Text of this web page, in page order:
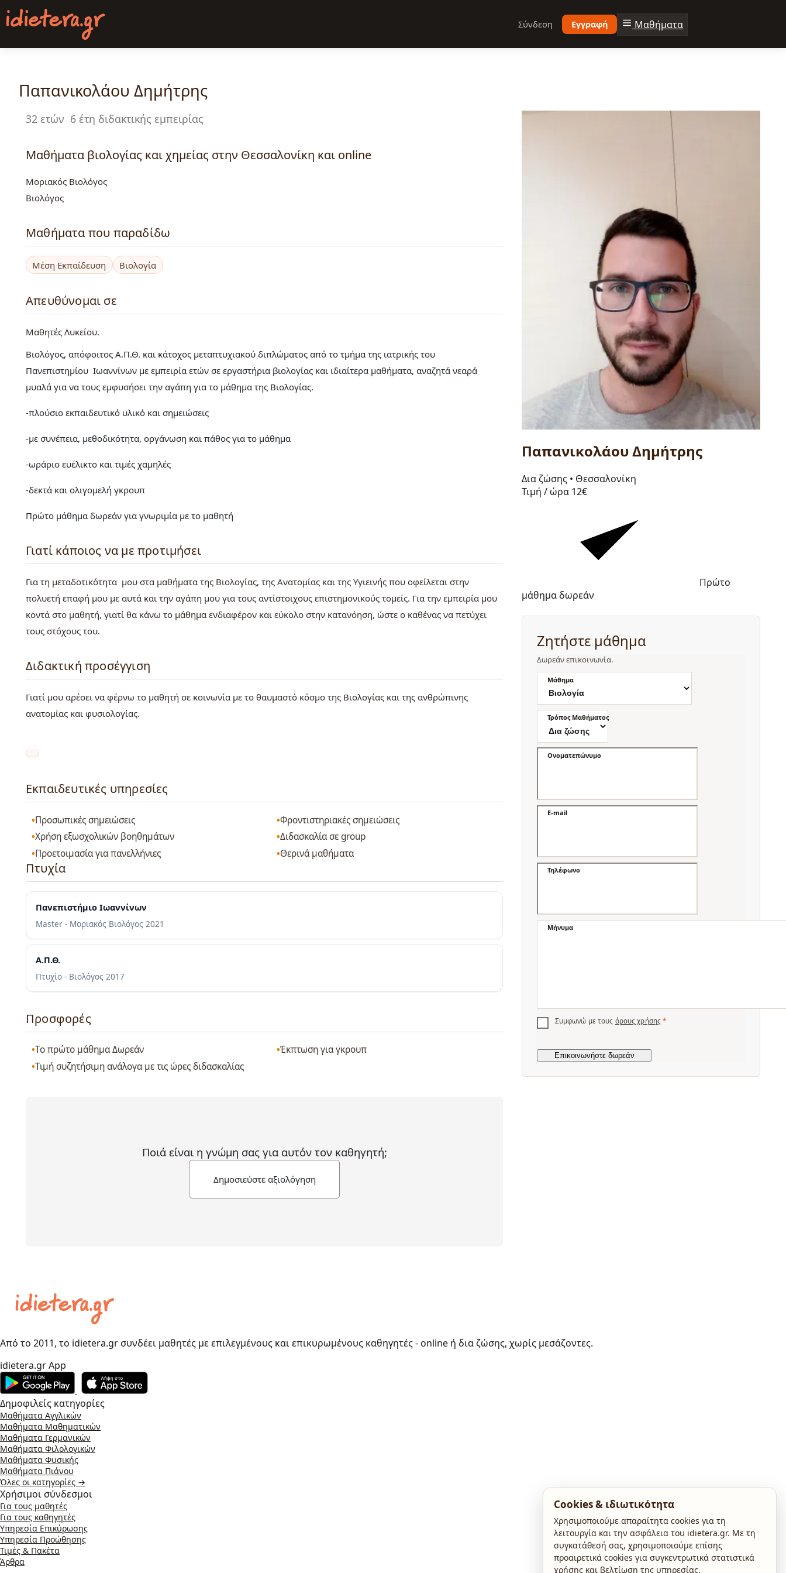
Παράκαμψη
προς
κυρίως
Σύνδεση Εγγραφή Μαθήματα
Παπανικολάου Δημήτρης
32 ετών 6 έτη διδακτικής εμπειρίας
Μαθήματα βιολογίας και χημείας στην Θεσσαλονίκη και online
Μοριακός Βιολόγος
Βιολόγος
Μαθήματα που παραδίδω
Μέση Εκπαίδευση Βιολογία
Απευθύνομαι σε
Μαθητές Λυκείου
Βιολόγος, απόφοιτος Α.Π.Θ. και κάτοχος μεταπτυχιακού διπλώματος από το τμήμα της ιατρικής του
Πανεπιστημίου Ιωαννίνων με εμπειρία ετών σε εργαστήρια βιολογίας και ιδιαίτερα μαθήματα, αναζητά νεαρά
μυαλά για να τους εμφυσήσει την αγάπη για το μάθημα της Βιολογίας.
-πλούσιο εκπαιδευτικό υλικό και σημειώσεις
-με συνέπεια, μεθοδικότητα, οργάνωση και πάθος για το μάθημα
-ωράριο ευέλικτο και τιμές χαμηλές
-δεκτά και ολιγομελή γκρουπ
Πρώτο μάθημα δωρεάν για γνωριμία με το μαθητή
Γιατί κάποιος να με προτιμήσει
Για τη μεταδοτικότητα μου στα μαθήματα της Βιολογίας, της Ανατομίας και της Υγιεινής που οφείλεται στην
πολυετή επαφή μου με αυτά και την αγάπη μου για τους αντίστοιχους επιστημονικούς τομείς. Για την εμπειρία μου
κοντά στο μαθητή, γιατί θα κάνω το μάθημα ενδιαφέρον και εύκολο στην κατανόηση, ώστε ο καθένας να πετύχει
τους στόχους του.
Διδακτική προσέγγιση
Γιατί μου αρέσει να φέρνω το μαθητή σε κοινωνία με το θαυμαστό κόσμο της Βιολογίας και της ανθρώπινης
ανατομίας και φυσιολογίας.
Εκπαιδευτικές υπηρεσίες
Προσωπικές σημειώσεις
Φροντιστηριακές σημειώσεις
Χρήση εξωσχολικών βοηθημάτων
Διδασκαλία σε group
Προετοιμασία για πανελλήνιες
Θερινά μαθήματα
Πτυχία
Πανεπιστήμιο Ιωαννίνων
Master - Μοριακός Βιολόγος 2021
Α.Π.Θ.
Πτυχίο - Βιολόγος 2017
Προσφορές
Το πρώτο μάθημα Δωρεάν
Έκπτωση για γκρουπ
Τιμή συζητήσιμη ανάλογα με τις ώρες διδασκαλίας
Ποιά είναι η γνώμη σας για αυτόν τον καθηγητή;
Δημοσιεύστε αξιολόγηση
Παπανικολάου Δημήτρης
Δια ζώσης • Θεσσαλονίκη
Τιμή / ώρα 12€
Πρώτο
μάθημα δωρεάν
Ζητήστε μάθημα
Δωρεάν επικοινωνία.
Μάθημα
Τρόπος Μαθήματος
Ονοματεπώνυμο
E-mail
Τηλέφωνο
Μήνυμα
Συμφωνώ με τους όρους χρήσης *
Από το 2011, το idietera.gr συνδέει μαθητές με επιλεγμένους και επικυρωμένους καθηγητές - online ή δια ζώσης, χωρίς μεσάζοντες.
idietera.gr App
Δημοφιλείς κατηγορίες
Μαθήματα Αγγλικών
Μαθήματα Μαθηματικών
Μαθήματα Γερμανικών
Μαθήματα Φιλολογικών
Μαθήματα Φυσικής
Μαθήματα Πιάνου
Όλες οι κατηγορίες →
Χρήσιμοι σύνδεσμοι
Για τους μαθητές
Για τους καθηγητές
Υπηρεσία Επικύρωσης
Υπηρεσία Προώθησης
Τιμές & Πακέτα
Άρθρα
Cookies & ιδιωτικότητα
Χρησιμοποιούμε απαραίτητα cookies για τη
λειτουργία και την ασφάλεια του idietera.gr. Με τη
συγκατάθεσή σας, χρησιμοποιούμε επίσης
προαιρετικά cookies για συγκεντρωτικά στατιστικά
χρήσης και βελτίωση της υπηρεσίας.